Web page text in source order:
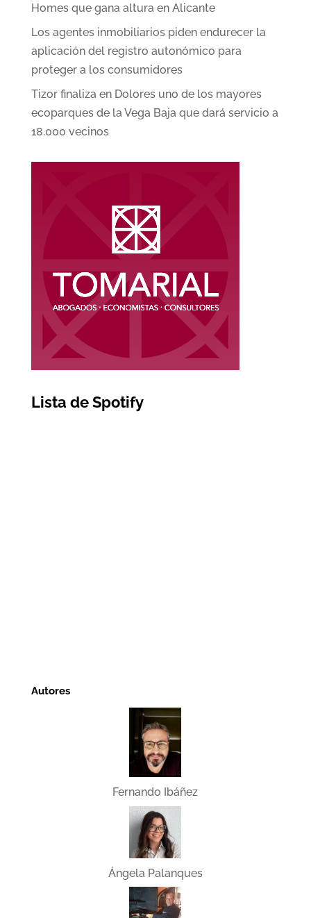
Homes que gana altura en Alicante
Los agentes inmobiliarios piden endurecer la
aplicación del registro autonómico para
proteger a los consumidores
Tizor finaliza en Dolores uno de los mayores
ecoparques de la Vega Baja que dará servicio a
18.000 vecinos
Lista de Spotify
Autores
Fernando Ibáñez
Ángela Palanques